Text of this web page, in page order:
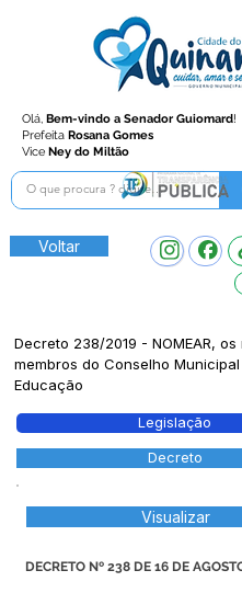
Olá, Bem-vindo a Senador Guiomard!
Prefeita Rosana Gomes
Vice Ney do Miltão
Voltar
Decreto 238/2019 - NOMEAR, os
membros do Conselho
Educação
Legislação
Decreto
Visualizar
DECRETO Nº 238 DE 16 DE